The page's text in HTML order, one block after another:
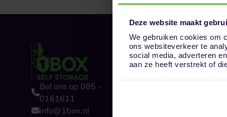
Deze website maakt
We gebruiken cookies om
ons websiteverkeer te
social media, adverteren
aan ze heeft verstrekt of
Bel ons op 085 -
0161611
info@1box.nl
Onze
Alkmaar